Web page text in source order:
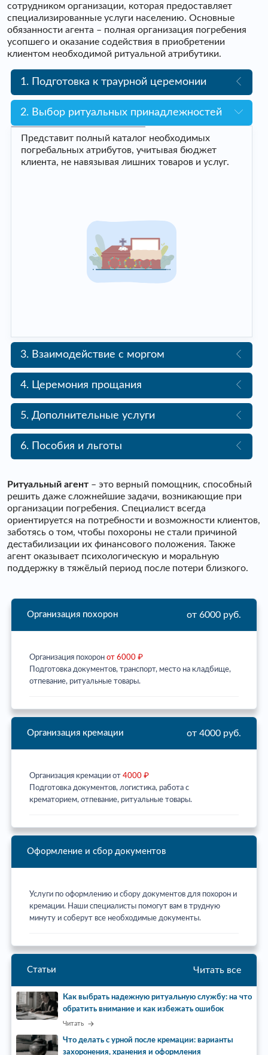
сотрудником организации, которая предоставляет
специализированные услуги населению. Основные
обязанности агента – полная организация погребения
усопшего и оказание содействия в приобретении
клиентом необходимой ритуальной атрибутики.
1. Подготовка к траурной церемонии
2. Выбор ритуальных принадлежностей
Представит полный каталог необходимых
погребальных атрибутов, учитывая бюджет
клиента, не навязывая лишних товаров и услуг.
3. Взаимодействие с моргом
4. Церемония прощания
5. Дополнительные услуги
6. Пособия и льготы
Ритуальный агент – это верный помощник, способный
решить даже сложнейшие задачи, возникающие при
организации погребения. Специалист всегда
ориентируется на потребности и возможности клиентов,
заботясь о том, чтобы похороны не стали причиной
дестабилизации их финансового положения. Также
агент оказывает психологическую и моральную
поддержку в тяжёлый период после потери близкого.
Организация похорон от 6000 руб.
Организация похорон от 6000 ₽
Подготовка документов, транспорт, место на кладбище,
отпевание, ритуальные товары.
Организация кремации от 4000 руб.
Организация кремации от 4000 ₽
Подготовка документов, логистика, работа с
крематорием, отпевание, ритуальные товары.
Оформление и сбор документов
Услуги по оформлению и сбору документов для похорон и
кремации. Наши специалисты помогут вам в трудную
минуту и соберут все необходимые документы.
Статьи Читать все
Как выбрать надежную ритуальную службу: на что
обратить внимание и как избежать ошибок
Читать
Что делать с урной после кремации: варианты
захоронения, хранения и оформления